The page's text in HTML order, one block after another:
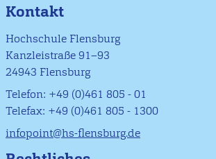
Kontakt
Hochschule Flensburg
Kanzleistraße 91–93
24943 Flensburg
Telefon: +49 (0)461 805 - 01
Telefax: +49 (0)461 805 - 1300
infopoint@hs-flensburg.de